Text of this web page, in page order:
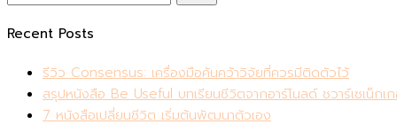
Recent Posts
รีวิว Consensus: เครื่องมือค้นคว้าวิจัยที่ควรมีติดตัวไว้
สรุปหนังสือ Be Useful บทเรียนชีวิตจากอาร์โนลด์ ชวาร์เซเน็กเ
7 หนังสือเปลี่ยนชีวิต เริ่มต้นพัฒนาตัวเอง